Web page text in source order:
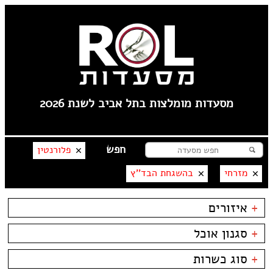
מסעדות מומלצות בתל אביב לשנת 2026
פלורנטין
מזרחי
בהשגחת הבד''ץ
+ איזורים
צפון תל אביב
קרליבך
צפון ישן
שוק הפשפשים
+ סגנון אוכל
בשרים
דגים
ביסטרו
+ סוג כשרות